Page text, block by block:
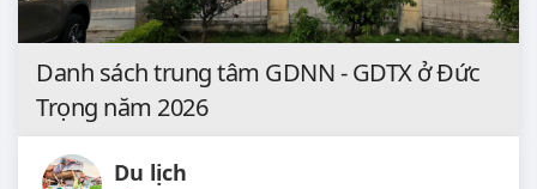
Danh sách trung tâm GDNN - GDTX ở Đức
Trọng năm 2026
Du lịch